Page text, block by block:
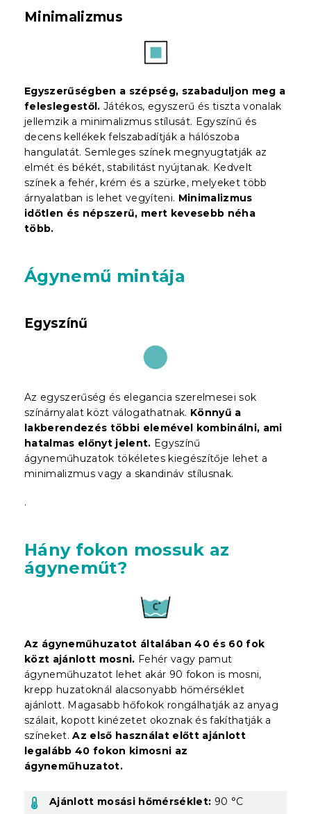
Minimalizmus
Egyszerűségben a szépség, szabaduljon meg a
feleslegestől.Játékos, egyszerű és tiszta vonalak
jellemzik a minimalizmus stílusát. Egyszínű és
decens kellékek felszabadítják a hálószoba
hangulatát. Semleges színek megnyugtatják az
elmét és békét, stabilitást nyújtanak. Kedvelt
színek a fehér, krém és a szürke, melyeket több
árnyalatban is lehet vegyíteni. Minimalizmus
időtlen és népszerű, mert kevesebb néha
több.
Ágynemű mintája
Egyszínű
Az egyszerűség és elegancia szerelmesei sok
színárnyalat közt válogathatnak. Könnyű a
lakberendezés többi elemével kombinálni, ami
hatalmas előnyt jelent. Egyszínű
ágyneműhuzatok tökéletes kiegészítője lehet a
minimalizmus vagy a skandináv stílusnak.
.
Hány fokon mossuk az
ágyneműt?
Az ágyneműhuzatot általában 40 és 60 fok
közt ajánlott mosni. Fehér vagy pamut
ágyneműhuzatot lehet akár 90 fokon is mosni,
krepp huzatoknál alacsonyabb hőmérséklet
ajánlott. Magasabb hőfokok rongálhatják az anyag
szálait, kopott kinézetet okoznak és fakíthatják a
színeket.Az első használat előtt ajánlott
legalább 40 fokon kimosni az
ágyneműhuzatot.
Ajánlott mosási hőmérséklet: 90 °C